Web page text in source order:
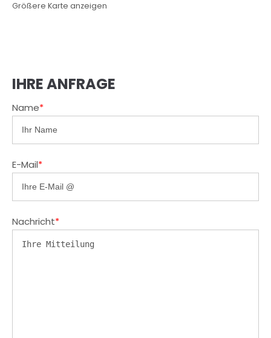
Größere Karte anzeigen
IHRE ANFRAGE
Name*
E-Mail*
Nachricht*